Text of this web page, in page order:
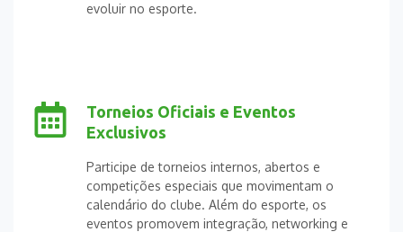
evoluir no esporte.
Torneios Oficiais e Eventos
Exclusivos
Participe de torneios internos, abertos e
competições especiais que movimentam o
calendário do clube. Além do esporte, os
eventos promovem integração, networking e